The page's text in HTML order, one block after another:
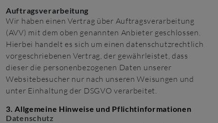
Auftragsverarbeitung
Wir haben einen Vertrag über Auftragsverarbeitung
(AVV) mit dem oben genannten Anbieter geschlossen.
Hierbei handelt es sich um einen datenschutzrechtlich
vorgeschriebenen Vertrag, der gewährleistet, dass
dieser die personenbezogenen Daten unserer
Websitebesucher nur nach unseren Weisungen und
unter Einhaltung der DSGVO verarbeitet.
3. Allgemeine Hinweise und Pflicht­informationen
Datenschutz